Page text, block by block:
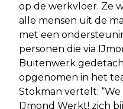
op de werkvloer. Ze
alle mensen uit de
met een
personen die via
Buitenwerk
opgenomen in het
Stokman vertelt: “We
IJmond Werkt! zich